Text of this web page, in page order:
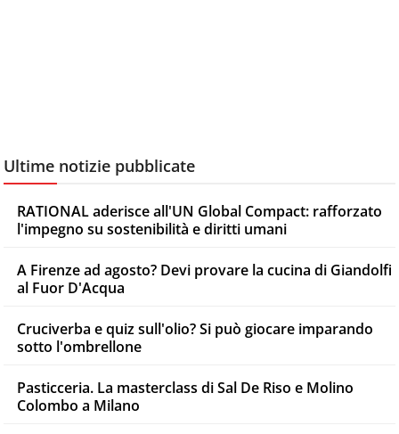
Ultime notizie pubblicate
RATIONAL aderisce all'UN Global Compact: rafforzato
l'impegno su sostenibilità e diritti umani
A Firenze ad agosto? Devi provare la cucina di Giandolfi
al Fuor D'Acqua
Cruciverba e quiz sull'olio? Si può giocare imparando
sotto l'ombrellone
Pasticceria. La masterclass di Sal De Riso e Molino
Colombo a Milano